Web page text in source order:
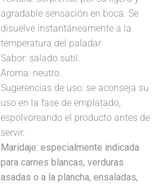
agradable sensación en boca. Se
disuelve instantáneamente a la
temperatura del paladar.
Sabor: salado sutil.
Aroma: neutro.
Sugerencias de uso: se aconseja su
uso en la fase de emplatado,
espolvoreando el producto antes de
servir.
Maridaje: especialmente indicada
para carnes blancas, verduras
asadas o a la plancha, ensaladas,